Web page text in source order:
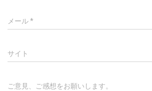
メール*
サイト
ご意見、ご感想をお願いします。